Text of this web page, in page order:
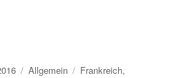
Kategorien
Allgemein Schlagwörter
Frankreich,